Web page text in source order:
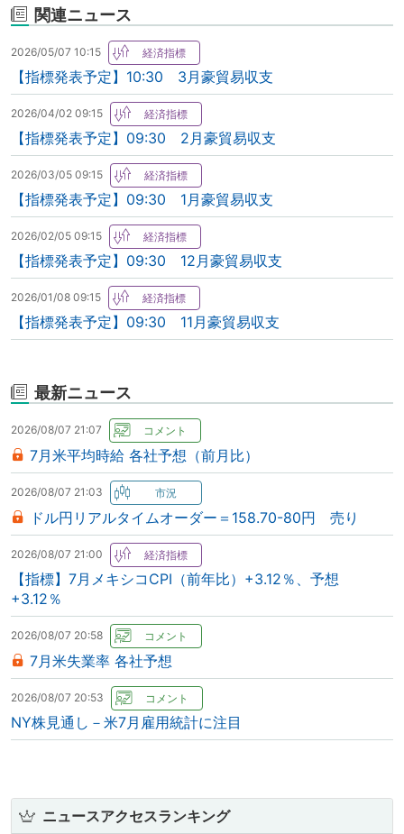
関連ニュース
2026/05/07 10:15
【指標発表予定】10:30 3月豪貿易収支
2026/04/02 09:15
【指標発表予定】09:30 2月豪貿易収支
2026/03/05 09:15
【指標発表予定】09:30 1月豪貿易収支
2026/02/05 09:15
【指標発表予定】09:30 12月豪貿易収支
2026/01/08 09:15
【指標発表予定】09:30 11月豪貿易収支
最新ニュース
2026/08/07 21:07
7月米平均時給 各社予想（前月比）
2026/08/07 21:03
ドル円リアルタイムオーダー＝158.70-80円 売り
2026/08/07 21:00
【指標】7月メキシコCPI（前年比）+3.12％、予想
+3.12％
2026/08/07 20:58
7月米失業率 各社予想
2026/08/07 20:53
NY株見通し－米7月雇用統計に注目
ニュースアクセスランキング